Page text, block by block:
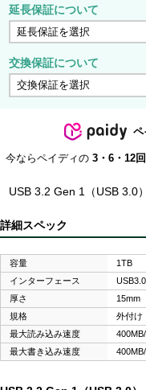
延長保証について
交換保証について
ペ
今ならペイディの 3・6・12
USB 3.2 Gen 1（USB 3.0
詳細スペック
容量
1TB
インターフェース
厚さ
15mm
規格
外付け
最大読み込み速度
最大書き込み速度